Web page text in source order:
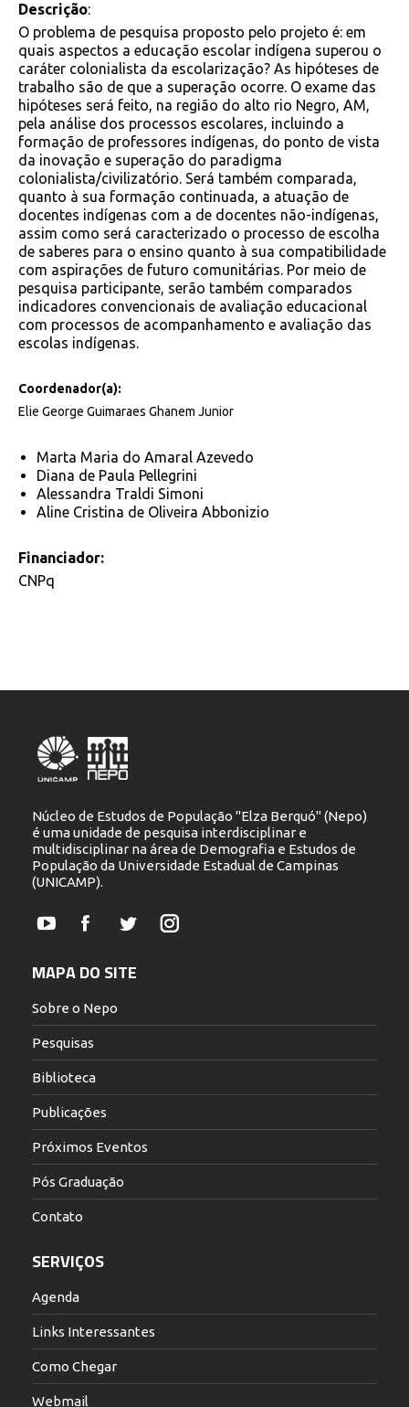
Descrição:
O problema de pesquisa proposto pelo projeto é: em
quais aspectos a educação escolar indígena superou o
caráter colonialista da escolarização? As hipóteses de
trabalho são de que a superação ocorre. O exame das
hipóteses será feito, na região do alto rio Negro, AM,
pela análise dos processos escolares, incluindo a
formação de professores indígenas, do ponto de vista
da inovação e superação do paradigma
colonialista/civilizatório. Será também comparada,
quanto à sua formação continuada, a atuação de
docentes indígenas com a de docentes não-indígenas,
assim como será caracterizado o processo de escolha
de saberes para o ensino quanto à sua compatibilidade
com aspirações de futuro comunitárias. Por meio de
pesquisa participante, serão também comparados
indicadores convencionais de avaliação educacional
com processos de acompanhamento e avaliação das
escolas indígenas.
Coordenador(a):
Elie George Guimaraes Ghanem Junior
Marta Maria do Amaral Azevedo
Diana de Paula Pellegrini
Alessandra Traldi Simoni
Aline Cristina de Oliveira Abbonizio
Financiador:
CNPq
Núcleo de Estudos de População "Elza Berquó" (Nepo)
é uma unidade de pesquisa interdisciplinar e
multidisciplinar na área de Demografia e Estudos de
População da Universidade Estadual de Campinas
(UNICAMP).
YouTubeFacebookTwitterInstagram
MAPA DO SITE
Sobre o Nepo
Pesquisas
Biblioteca
Publicações
Próximos Eventos
Pós Graduação
Contato
SERVIÇOS
Agenda
Links Interessantes
Como Chegar
Webmail